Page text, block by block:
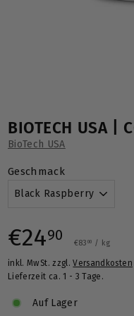
BIOTECH USA |
BioTech USA
Geschmack
Normaler
Preis
€2490 €24,90
€83 00 €83,00
/ kg
inkl. MwSt. zzgl.Versandkosten
Lieferzeit ca. 1 - 3 Tage.
Auf Lager